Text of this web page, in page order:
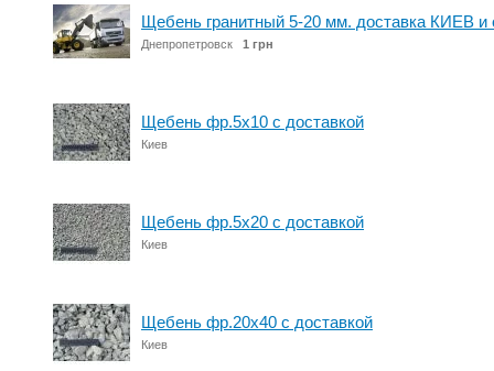
Щебень гранитный 5-20 мм. доставка КИЕВ и
Днепропетровск 1 грн
Щебень фр.5х10 с доставкой
Киев
Щебень фр.5х20 с доставкой
Киев
Щебень фр.20х40 с доставкой
Киев